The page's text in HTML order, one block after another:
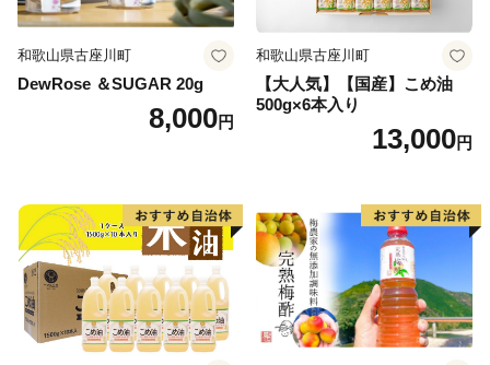
和歌山県古座川町
DewRose ＆SUGAR 20g
8,000円
和歌山県古座川町
【大人気】【国産】こめ油
500g×6本入り
13,000円